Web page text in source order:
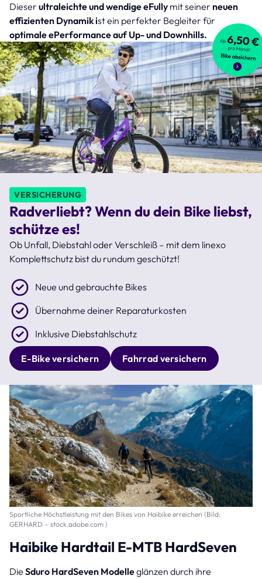
Dieser ultraleichte und wendige eFully mit seiner neuen
effizienten Dynamik ist ein perfekter Begleiter für
optimale ePerformance auf Up- und Downhills.
VERSICHERUNG
Radverliebt? Wenn du dein Bike liebst,
schütze es!
Ob Unfall, Diebstahl oder Verschleiß – mit dem linexo
Komplettschutz bist du rundum geschützt!
Neue und gebrauchte Bikes
Übernahme deiner Reparaturkosten
Inklusive Diebstahlschutz
E-Bike versichern Fahrrad versichern
Sportliche Höchstleistung mit den Bikes von Haibike erreichen (Bild:
GERHARD – stock.adobe.com )
Haibike Hardtail E-MTB HardSeven
Die Sduro HardSeven Modelleglänzen durch ihre